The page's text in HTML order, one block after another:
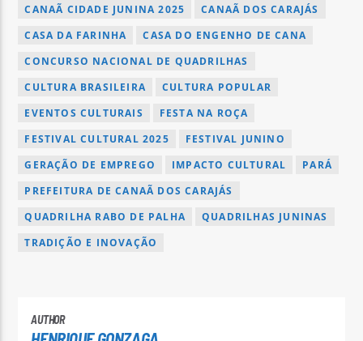
CANAÃ CIDADE JUNINA 2025
CANAÃ DOS CARAJÁS
CASA DA FARINHA
CASA DO ENGENHO DE CANA
CONCURSO NACIONAL DE QUADRILHAS
CULTURA BRASILEIRA
CULTURA POPULAR
EVENTOS CULTURAIS
FESTA NA ROÇA
FESTIVAL CULTURAL 2025
FESTIVAL JUNINO
GERAÇÃO DE EMPREGO
IMPACTO CULTURAL
PARÁ
PREFEITURA DE CANAÃ DOS CARAJÁS
QUADRILHA RABO DE PALHA
QUADRILHAS JUNINAS
TRADIÇÃO E INOVAÇÃO
AUTHOR